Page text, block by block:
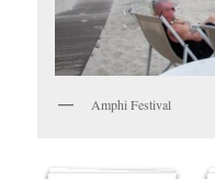
Amphi Festival